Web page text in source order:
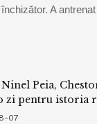
A
Peia,
zi pentru istoria
07